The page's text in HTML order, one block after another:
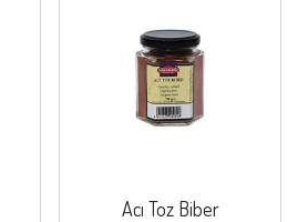
Acı Toz Biber